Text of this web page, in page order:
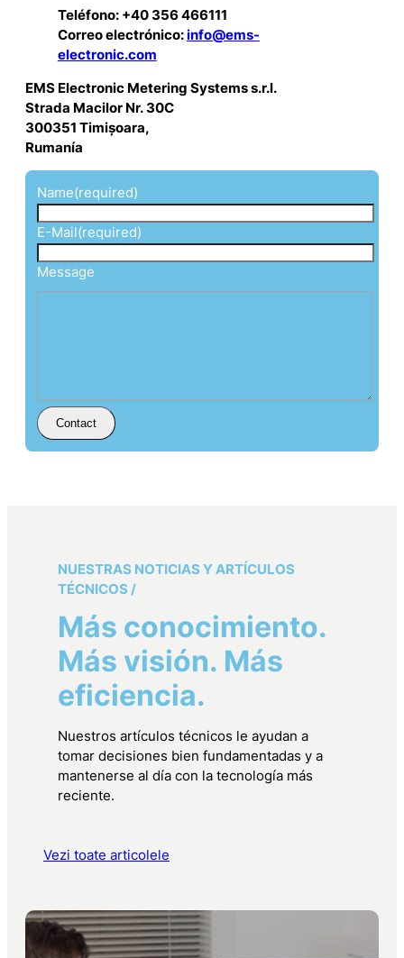
Teléfono: +40 356 466111
Correo electrónico:info@ems-
electronic.com
EMS Electronic Metering Systems s.r.l.
Strada Macilor Nr. 30C
300351 Timișoara,
Rumanía
Name(required)
E-Mail(required)
Message
Contact
NUESTRAS NOTICIAS Y ARTÍCULOS
TÉCNICOS /
Más conocimiento.
Más visión. Más
eficiencia.
Nuestros artículos técnicos le ayudan a
tomar decisiones bien fundamentadas y a
mantenerse al día con la tecnología más
reciente.
Vezi toate articolele